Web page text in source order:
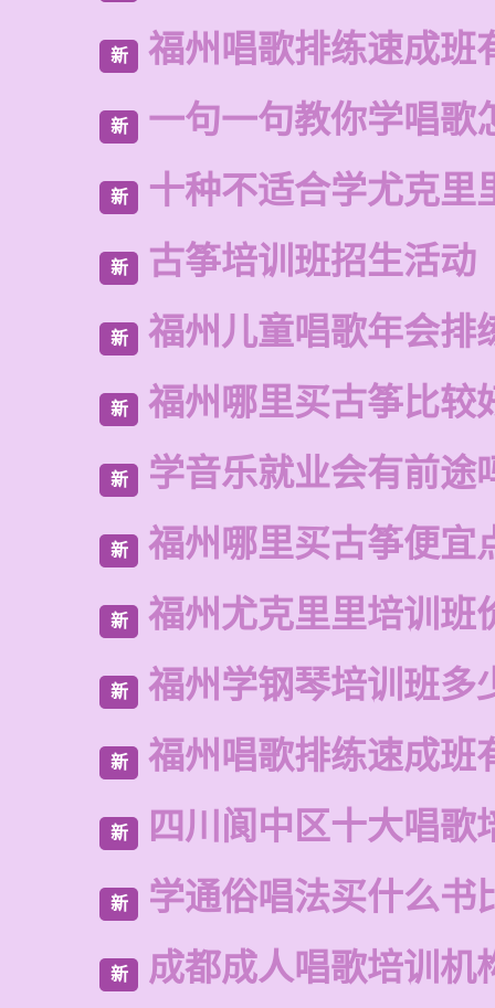
新 福州唱歌排练速成班
新 一句一句教你学唱歌
新 十种不适合学尤克里
新 古筝培训班招生活动
新 福州儿童唱歌年会排
新 福州哪里买古筝比较
新 学音乐就业会有前途
新 福州哪里买古筝便宜
新 福州尤克里里培训班
新 福州学钢琴培训班多
新 福州唱歌排练速成班
新 四川阆中区十大唱歌
新 学通俗唱法买什么书
新 成都成人唱歌培训机